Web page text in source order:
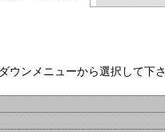
ウンメニューから選択して下